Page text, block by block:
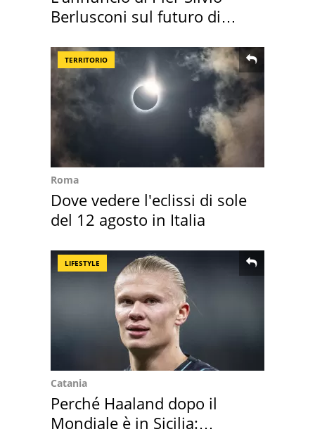
Berlusconi sul futuro di
TERRITORIO
Roma
Dove vedere l'eclissi di sole
del 12 agosto in Italia
LIFESTYLE
Catania
Perché Haaland dopo il
Mondiale è in Sicilia: